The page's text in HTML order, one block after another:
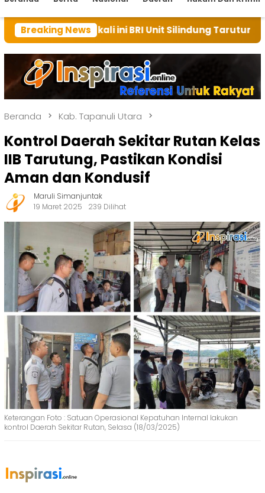
Breaking News
ini BRI Unit Silindung Tarutung Ingatkan Kebaikan
Beranda Kab. Tapanuli Utara
Kontrol Daerah Sekitar Rutan Kelas
IIB Tarutung, Pastikan Kondisi
Aman dan Kondusif
Maruli Simanjuntak
19 Maret 2025
239 Dilihat
Keterangan Foto : Satuan Operasional Kepatuhan Internal lakukan
kontrol Daerah Sekitar Rutan, Selasa (18/03/2025)